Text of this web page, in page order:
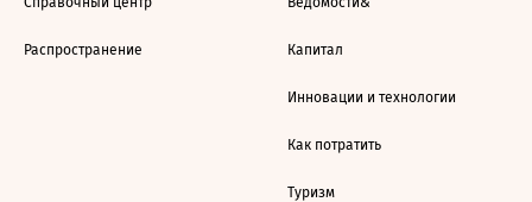
Распространение Капитал
Инновации и технологии
Как потратить
Туризм